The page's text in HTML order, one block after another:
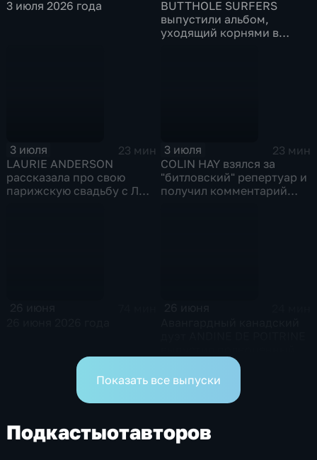
3 июля 2026 года
BUTTHOLE SURFERS
выпустили альбом,
уходящий корнями в
3 июля
23 мин
LAURIE ANDERSON
рассказала про свою
парижскую свадьбу с ЛУ
3 июля
23 мин
COLIN HAY взялся за
"битловский" репертуар и
получил комментарий
Показать все выпуски
Подкастыотавторов